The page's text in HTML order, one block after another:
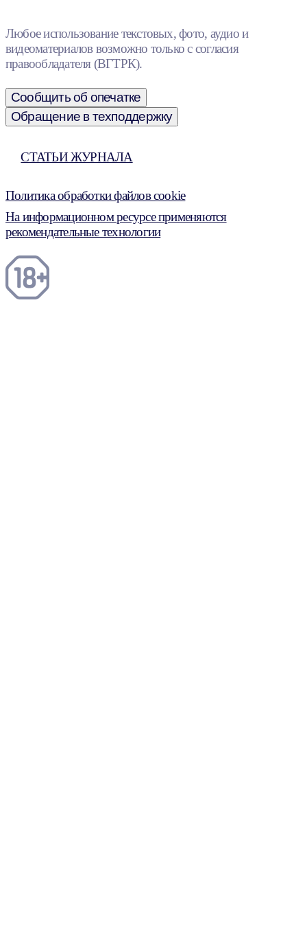
Любое использование текстовых, фото, аудио и
видеоматериалов возможно только с согласия
правообладателя (ВГТРК).
Сообщить об опечатке
Обращение в техподдержку
СТАТЬИ ЖУРНАЛА
Политика обработки файлов cookie
На информационном ресурсе применяются
рекомендательные технологии